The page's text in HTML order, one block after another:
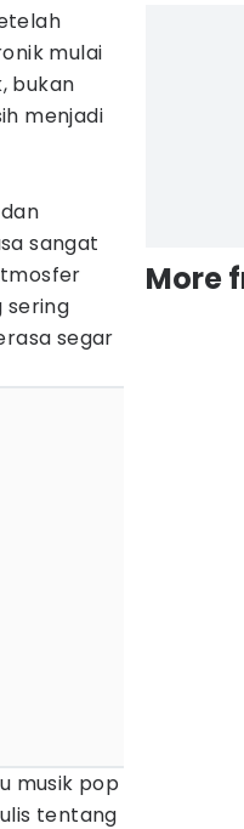
mulai
bukan
menjadi
sangat
sering
segar
musik pop
tentang
More